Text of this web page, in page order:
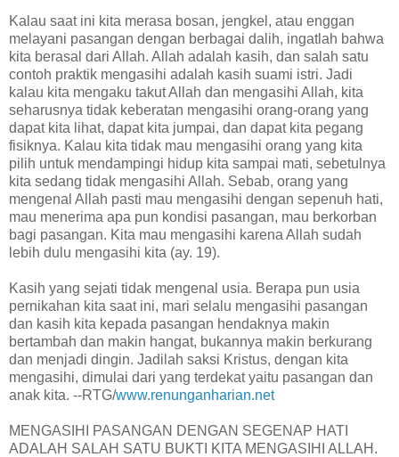
Kalau saat ini kita merasa bosan, jengkel, atau enggan
melayani pasangan dengan berbagai dalih, ingatlah bahwa
kita berasal dari Allah. Allah adalah kasih, dan salah satu
contoh praktik mengasihi adalah kasih suami istri. Jadi
kalau kita mengaku takut Allah dan mengasihi Allah, kita
seharusnya tidak keberatan mengasihi orang-orang yang
dapat kita lihat, dapat kita jumpai, dan dapat kita pegang
fisiknya. Kalau kita tidak mau mengasihi orang yang kita
pilih untuk mendampingi hidup kita sampai mati, sebetulnya
kita sedang tidak mengasihi Allah. Sebab, orang yang
mengenal Allah pasti mau mengasihi dengan sepenuh hati,
mau menerima apa pun kondisi pasangan, mau berkorban
bagi pasangan. Kita mau mengasihi karena Allah sudah
lebih dulu mengasihi kita (ay. 19).
Kasih yang sejati tidak mengenal usia. Berapa pun usia
pernikahan kita saat ini, mari selalu mengasihi pasangan
dan kasih kita kepada pasangan hendaknya makin
bertambah dan makin hangat, bukannya makin berkurang
dan menjadi dingin. Jadilah saksi Kristus, dengan kita
mengasihi, dimulai dari yang terdekat yaitu pasangan dan
anak kita. --RTG/www.renunganharian.net
MENGASIHI PASANGAN DENGAN SEGENAP HATI
ADALAH SALAH SATU BUKTI KITA MENGASIHI ALLAH.